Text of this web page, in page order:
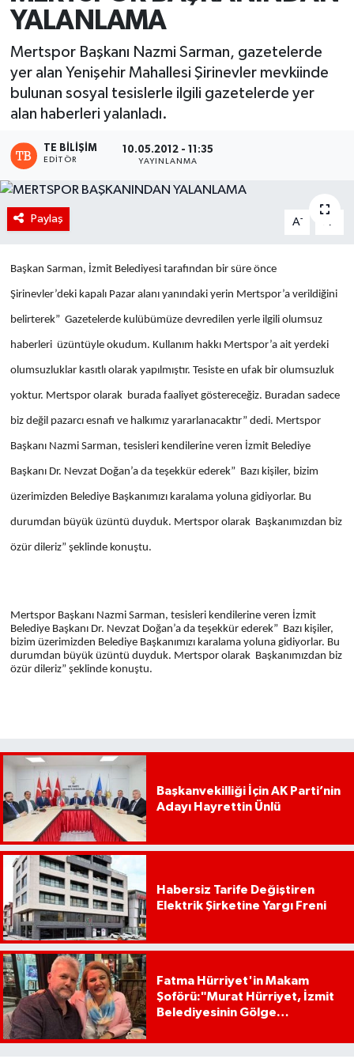
YALANLAMA
Mertspor Başkanı Nazmi Sarman, gazetelerde
yer alan Yenişehir Mahallesi Şirinevler mevkiinde
bulunan sosyal tesislerle ilgili gazetelerde yer
alan haberleri yalanladı.
TE BILIŞIM
EDITÖR
10.05.2012 - 11:35
YAYINLANMA
Paylaş A- A
Başkan Sarman, İzmit Belediyesi tarafından bir süre önce
Şirinevler’deki kapalı Pazar alanı yanındaki yerin Mertspor’a verildiğini
belirterek” Gazetelerde kulübümüze devredilen yerle ilgili olumsuz
haberleri üzüntüyle okudum. Kullanım hakkı Mertspor’a ait yerdeki
olumsuzluklar kasıtlı olarak yapılmıştır. Tesiste en ufak bir olumsuzluk
yoktur. Mertspor olarak burada faaliyet göstereceğiz. Buradan sadece
biz değil pazarcı esnafı ve halkımız yararlanacaktır” dedi. Mertspor
Başkanı Nazmi Sarman, tesisleri kendilerine veren İzmit Belediye
Başkanı Dr. Nevzat Doğan’a da teşekkür ederek” Bazı kişiler, bizim
üzerimizden Belediye Başkanımızı karalama yoluna gidiyorlar. Bu
durumdan büyük üzüntü duyduk. Mertspor olarak Başkanımızdan biz
özür dileriz” şeklinde konuştu.
Mertspor Başkanı Nazmi Sarman, tesisleri kendilerine veren İzmit
Belediye Başkanı Dr. Nevzat Doğan’a da teşekkür ederek” Bazı kişiler,
bizim üzerimizden Belediye Başkanımızı karalama yoluna gidiyorlar. Bu
durumdan büyük üzüntü duyduk. Mertspor olarak Başkanımızdan biz
özür dileriz” şeklinde konuştu.
Başkanvekilliği İçin AK Parti’nin
Adayı Hayrettin Ünlü
Habersiz Tarife Değiştiren
Elektrik Şirketine Yargı Freni
Fatma Hürriyet'in Makam
Şoförü:"Murat Hürriyet, İzmit
Belediyesinin Gölge